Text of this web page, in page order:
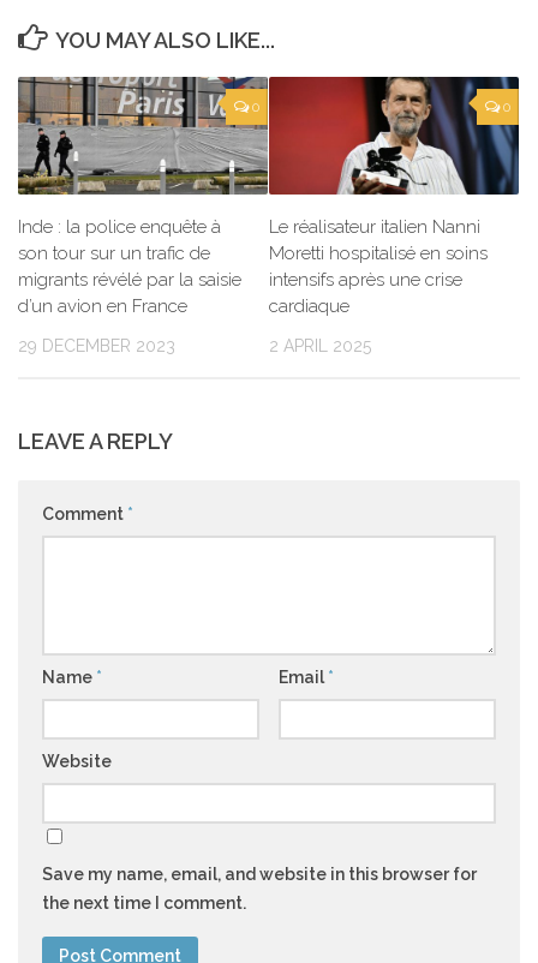
YOU MAY ALSO LIKE...
0
Inde : la police enquête à
son tour sur un trafic de
migrants révélé par la saisie
d’un avion en France
29 DECEMBER 2023
0
Le réalisateur italien Nanni
Moretti hospitalisé en soins
intensifs après une crise
cardiaque
2 APRIL 2025
LEAVE A REPLY
Comment *
Name * Email *
Website
Save my name, email, and website in this browser for
the next time I comment.